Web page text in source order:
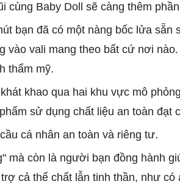
Baby Doll sẽ càng thêm
bạn đã có một nàng bốc lửa
vào vali mang theo bất cứ nơi
thẩm mỹ.
khao qua hai khu vực mô
sử dụng chất liệu an toàn đạt
cá nhân an toàn và riêng tư.
mà còn là người bạn đồng hành
cả thể chất lẫn tinh thần, như